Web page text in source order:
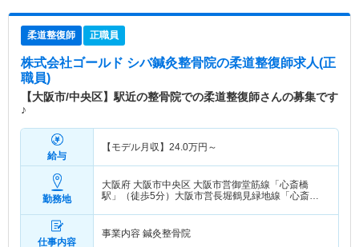
柔道整復師 正職員
株式会社ゴールド シバ鍼灸整骨院の柔道整復師求人(正
職員)
【大阪市/中央区】駅近の整骨院での柔道整復師さんの募集です
♪
給与
【モデル月収】 24.0万円～
勤務地
大阪府 大阪市中央区 大阪市営御堂筋線「心斎橋
駅」（徒歩5分）大阪市営長堀鶴見緑地線「心斎橋
仕事内容
事業内容 鍼灸整骨院